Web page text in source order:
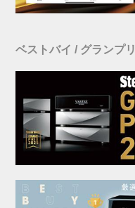
ベストバイ / グランプリ